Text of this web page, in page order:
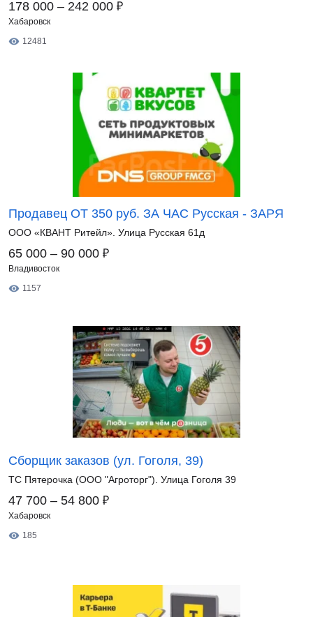
178 000 – 242 000 ₽
Хабаровск
12481
Продавец ОТ 350 руб. ЗА ЧАС Русская - ЗАРЯ
ООО «КВАНТ Ритейл». Улица Русская 61д
65 000 – 90 000 ₽
Владивосток
1157
Cборщик заказов (ул. Гоголя, 39)
ТС Пятерочка (ООО "Агроторг"). Улица Гоголя 39
47 700 – 54 800 ₽
Хабаровск
185